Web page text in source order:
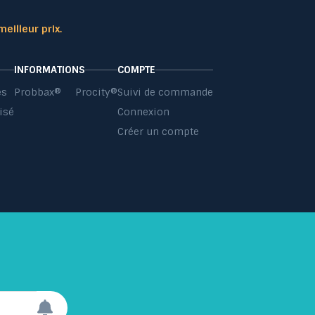
prix.
INFORMATIONS
Probbax®
Procity®
COMPTE
Suivi de commande
Connexion
Créer un compte